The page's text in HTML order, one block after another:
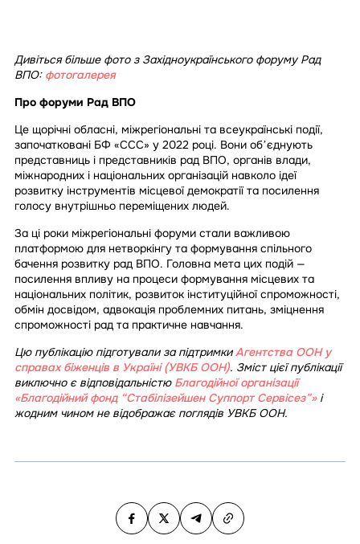
Дивіться більше фото з Західноукраїнського форуму Рад
ВПО: фотогалерея
Про форуми Рад ВПО
Це щорічні обласні, міжрегіональні та всеукраїнські події,
започатковані БФ «ССС» у 2022 році. Вони обʼєднують
представниць і представників рад ВПО, органів влади,
міжнародних і національних організацій навколо ідеї
розвитку інструментів місцевої демократії та посилення
голосу внутрішньо переміщених людей.
За ці роки міжрегіональні форуми стали важливою
платформою для нетворкінгу та формування спільного
бачення розвитку рад ВПО. Головна мета цих подій —
посилення впливу на процеси формування місцевих та
національних політик, розвиток інституційної спроможності,
обмін досвідом, адвокація проблемних питань, зміцнення
спроможності рад та практичне навчання.
Цю публікацію підготували за підтримкиАгентства ООН у
справах біженців в Україні (УВКБ ООН). Зміст цієї публікації
виключно є відповідальністю Благодійної організації
«Благодійний фонд “Стабілізейшен Суппорт Сервісез”»і
жодним чином не відображає поглядів УВКБ ООН.